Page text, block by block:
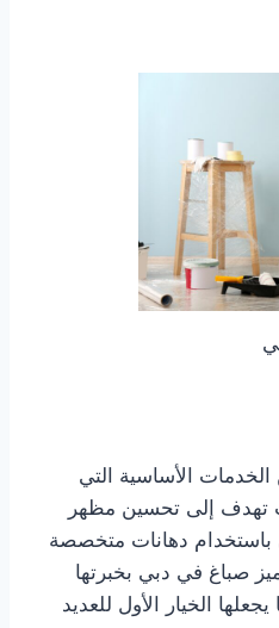
الأساسية التي
تهدف إلى تحسين مظهر
باستخدام دهانات متخصصة
صباغ في دبي بخبرتها
الخيار الأول للعديد